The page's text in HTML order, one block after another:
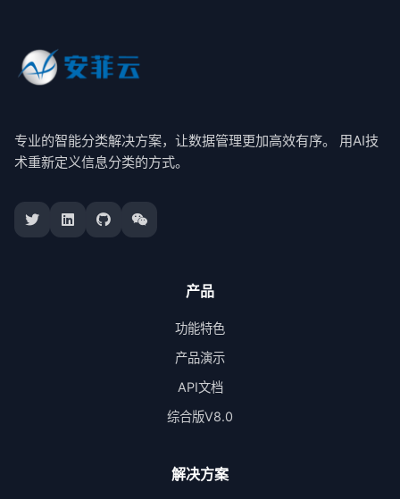
专业的智能分类解决方案，让数据管理更加高效有序。 用AI技
术重新定义信息分类的方式。
产品
功能特色
产品演示
API文档
综合版V8.0
解决方案